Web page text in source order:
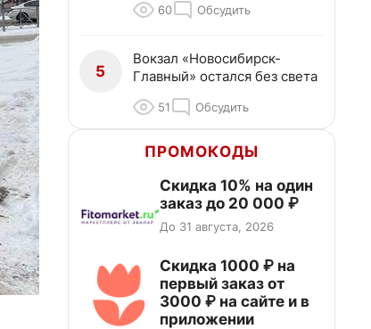
60 Обсудить
5
Вокзал «Новосибирск-
Главный» остался без света
51 Обсудить
ПРОМОКОДЫ
Скидка 10% на один
заказ до 20 000 ₽
До 31 августа, 2026
Скидка 1000 ₽ на
первый заказ от
3000 ₽ на сайте и в
приложении